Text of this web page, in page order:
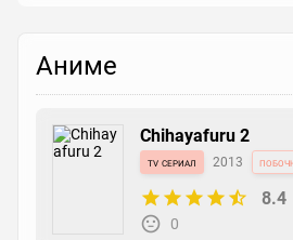
Аниме
Chihayafuru 2
tv сериал 2013
8.4
0